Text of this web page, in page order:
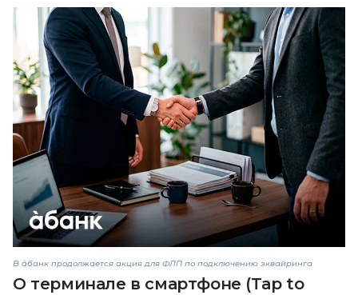
В àбанк продолжается акция для ФЛП по подключению эквайринга
О терминале в смартфоне (Tap to